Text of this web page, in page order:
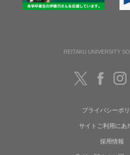
REITAKU UNIVERSITY
プライバシーポ
サイトご利用にあ
採用情報